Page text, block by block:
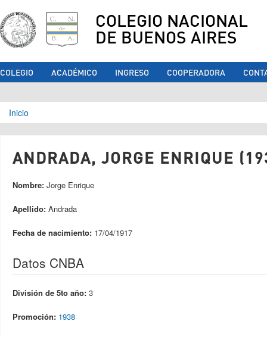
COLEGIO NACIONAL
DE BUENOS AIRES
COLEGIO ACADÉMICO INGRESO COOPERADORA
Se encuentra usted aquí
Inicio
ANDRADA, JORGE ENRIQUE
Nombre: Jorge Enrique
Apellido: Andrada
Fecha de nacimiento: 17/04/1917
Datos CNBA
División de 5to año: 3
Promoción: 1938